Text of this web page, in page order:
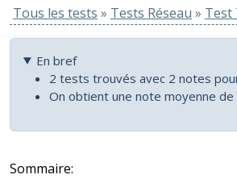
Tous les tests » Tests Réseau » Test
En bref
2 tests trouvés avec 2 notes
On obtient une note moyenne
Sommaire: